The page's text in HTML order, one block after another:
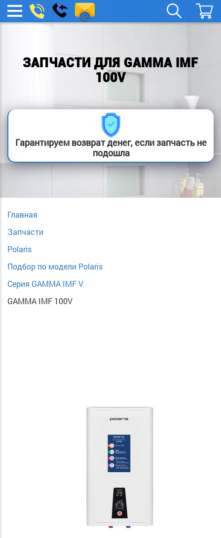
МЕНЮ
boylera@yandex.ru
Заказать
звонок
ЗАПЧАСТИ ДЛЯ GAMMA IMF
100V
Гарантируем возврат денег, если запчасть не
подошла
Главная
Запчасти
Polaris
Подбор по модели Polaris
Серия GAMMA IMF V
GAMMA IMF 100V